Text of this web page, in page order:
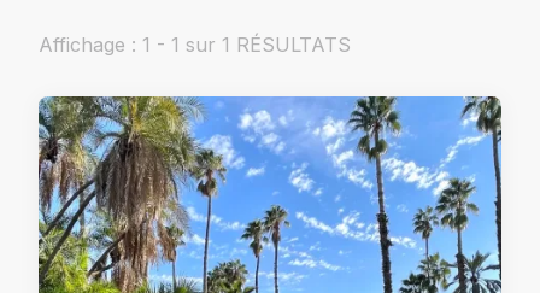
Affichage : 1 - 1 sur 1 RÉSULTATS